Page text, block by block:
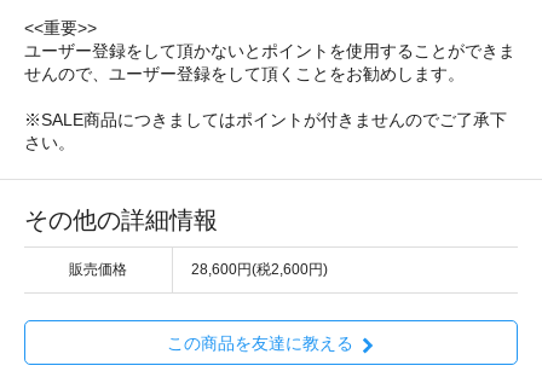
<<重要>>
ユーザー登録をして頂かないとポイントを使用することができま
せんので、ユーザー登録をして頂くことをお勧めします。
※SALE商品につきましてはポイントが付きませんのでご了承下
さい。
その他の詳細情報
販売価格 28,600円(税2,600円)
この商品を友達に教える